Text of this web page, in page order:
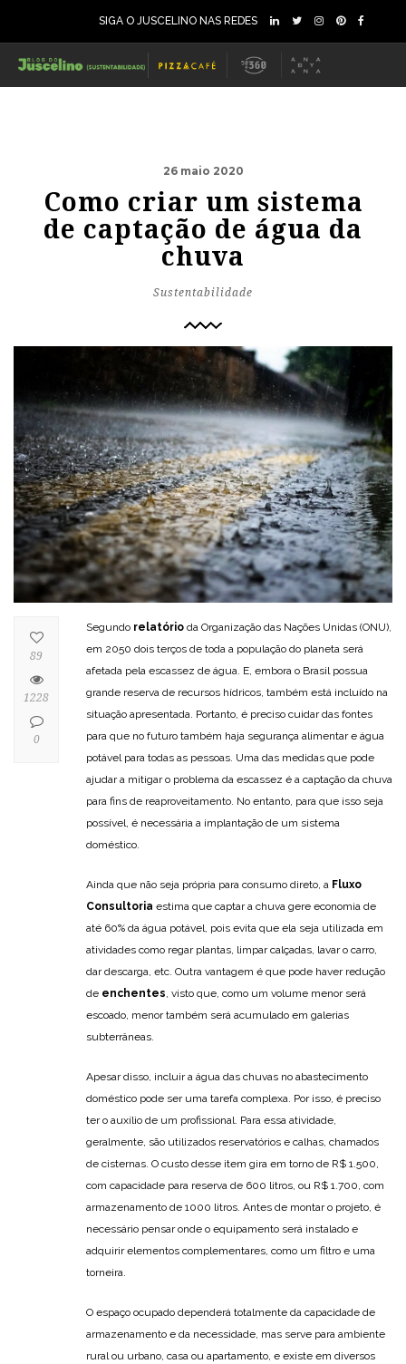
SIGA O JUSCELINO NAS REDES
26 maio 2020
Como criar um sistema
de captação de água da
chuva
Sustentabilidade
Segundo relatório da Organização das Nações Unidas (ONU),
em 2050 dois terços de toda a população do planeta será
afetada pela escassez de água. E, embora o Brasil possua
grande reserva de recursos hídricos, também está incluído na
situação apresentada. Portanto, é preciso cuidar das fontes
para que no futuro também haja segurança alimentar e água
potável para todas as pessoas. Uma das medidas que pode
ajudar a mitigar o problema da escassez é a captação da chuva
para fins de reaproveitamento. No entanto, para que isso seja
possível, é necessária a implantação de um sistema
doméstico.
Ainda que não seja própria para consumo direto, a Fluxo
Consultoria estima que captar a chuva gere economia de
até 60% da água potável, pois evita que ela seja utilizada em
atividades como regar plantas, limpar calçadas, lavar o carro,
dar descarga, etc. Outra vantagem é que pode haver redução
de enchentes, visto que, como um volume menor será
escoado, menor também será acumulado em galerias
subterrâneas.
Apesar disso, incluir a água das chuvas no abastecimento
doméstico pode ser uma tarefa complexa. Por isso, é preciso
ter o auxílio de um profissional. Para essa atividade,
geralmente, são utilizados reservatórios e calhas, chamados
de cisternas. O custo desse item gira em torno de R$ 1.500,
com capacidade para reserva de 600 litros, ou R$ 1.700, com
armazenamento de 1000 litros. Antes de montar o projeto, é
necessário pensar onde o equipamento será instalado e
adquirir elementos complementares, como um filtro e uma
torneira.
O espaço ocupado dependerá totalmente da capacidade de
armazenamento e da necessidade, mas serve para ambiente
rural ou urbano, casa ou apartamento, e existe em diversos
89
1228
0